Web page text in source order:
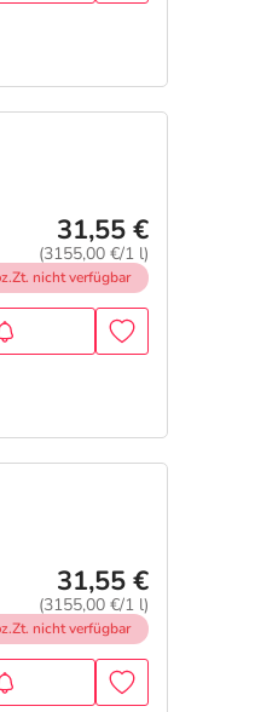
31,55 €
(3155,00 €/1 l)
z.Zt. nicht verfügbar
31,55 €
(3155,00 €/1 l)
z.Zt. nicht verfügbar